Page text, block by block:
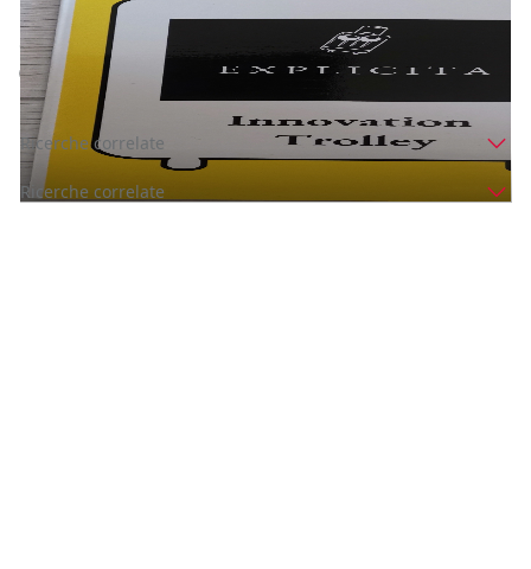
(Pescara)
Annuncio scaduto
Codice annuncio: 2017318651
Ricerche correlate
Ricerche correlate